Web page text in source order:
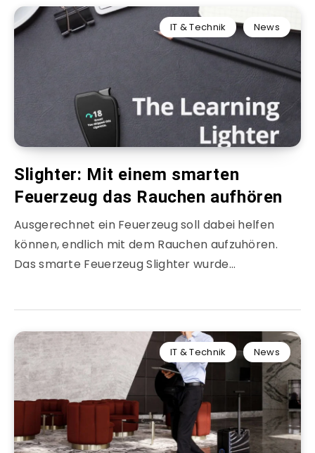
IT & Technik News
Slighter: Mit einem smarten
Feuerzeug das Rauchen aufhören
Ausgerechnet ein Feuerzeug soll dabei helfen
können, endlich mit dem Rauchen aufzuhören.
Das smarte Feuerzeug Slighter wurde…
IT & Technik News